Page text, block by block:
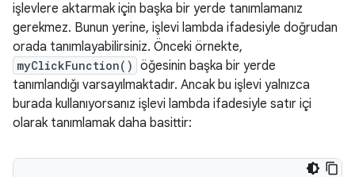
işlevlere aktarmak için başka bir yerde tanımlamanız
gerekmez. Bunun yerine, işlevi lambda ifadesiyle doğrudan
orada tanımlayabilirsiniz. Önceki örnekte,
myClickFunction() öğesinin başka bir yerde
tanımlandığı varsayılmaktadır. Ancak bu işlevi yalnızca
burada kullanıyorsanız işlevi lambda ifadesiyle satır içi
olarak tanımlamak daha basittir: